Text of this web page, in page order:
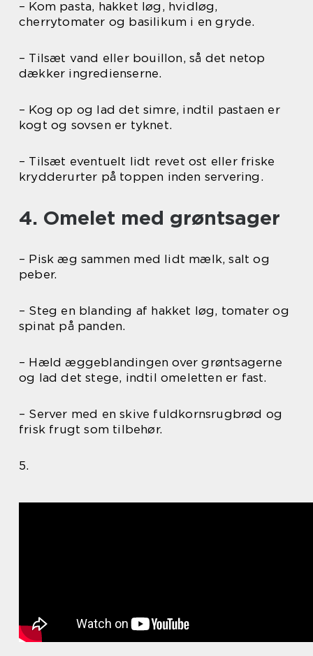
– Kom pasta, hakket løg, hvidløg,
cherrytomater og basilikum i en gryde.
– Tilsæt vand eller bouillon, så det netop
dækker ingredienserne.
– Kog op og lad det simre, indtil pastaen er
kogt og sovsen er tyknet.
– Tilsæt eventuelt lidt revet ost eller friske
krydderurter på toppen inden servering.
4. Omelet med grøntsager
– Pisk æg sammen med lidt mælk, salt og
peber.
– Steg en blanding af hakket løg, tomater og
spinat på panden.
– Hæld æggeblandingen over grøntsagerne
og lad det stege, indtil omeletten er fast.
– Server med en skive fuldkornsrugbrød og
frisk frugt som tilbehør.
5.